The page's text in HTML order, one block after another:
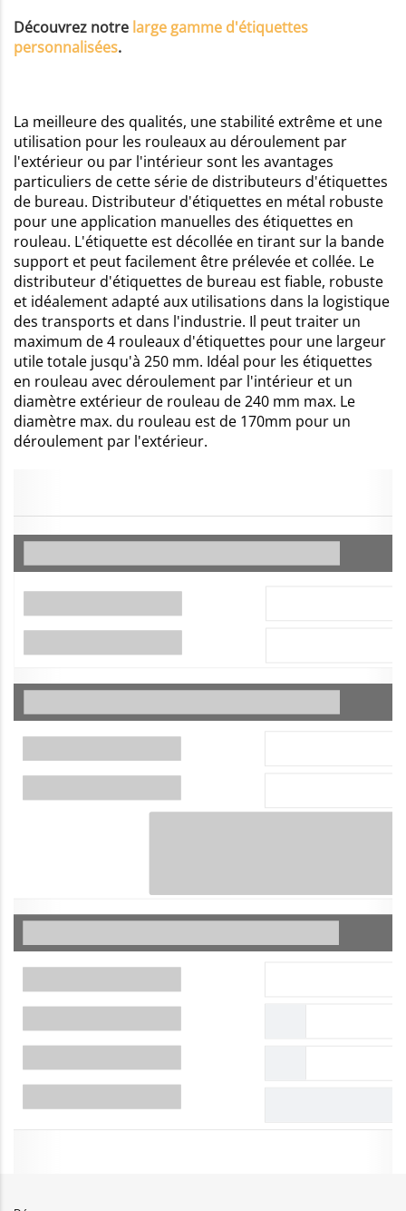
Découvrez notre large gamme d'étiquettes
personnalisées.
La meilleure des qualités, une stabilité extrême et une
utilisation pour les rouleaux au déroulement par
l'extérieur ou par l'intérieur sont les avantages
particuliers de cette série de distributeurs d'étiquettes
de bureau. Distributeur d'étiquettes en métal robuste
pour une application manuelles des étiquettes en
rouleau. L'étiquette est décollée en tirant sur la bande
support et peut facilement être prélevée et collée. Le
distributeur d'étiquettes de bureau est fiable, robuste
et idéalement adapté aux utilisations dans la logistique
des transports et dans l'industrie. Il peut traiter un
maximum de 4 rouleaux d'étiquettes pour une largeur
utile totale jusqu'à 250 mm. Idéal pour les étiquettes
en rouleau avec déroulement par l'intérieur et un
diamètre extérieur de rouleau de 240 mm max. Le
diamètre max. du rouleau est de 170mm pour un
déroulement par l'extérieur.